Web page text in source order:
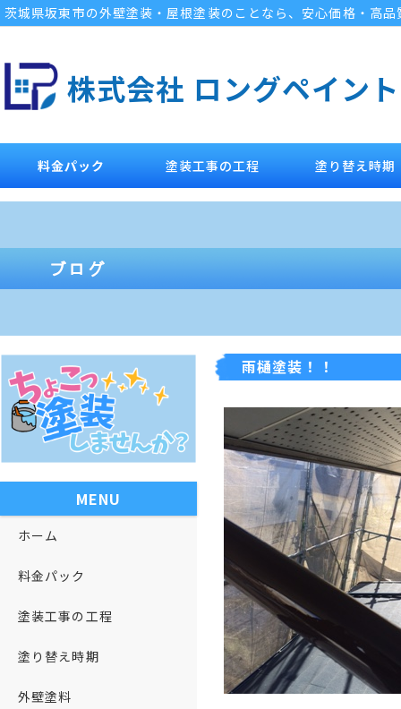
茨城県坂東市の外壁塗装・屋根塗装のことなら、安心価格・高
株式会社 ロングペイント
料金パック 塗装工事の工程 塗り替え時期
雨樋塗装！！
MENU
ホーム
料金パック
塗装工事の工程
塗り替え時期
外壁塗料